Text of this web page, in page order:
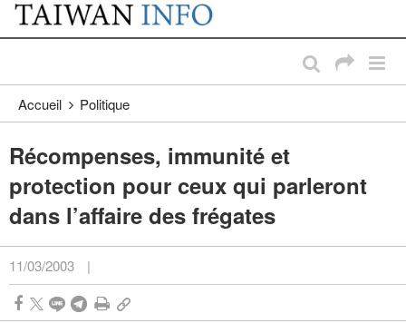
Passer au contenu principal
:::
Accueil Politique
Récompenses, immunité et
protection pour ceux qui parleront
dans l’affaire des frégates
11/03/2003 |